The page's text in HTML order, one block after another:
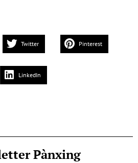
Twitter Pinterest
LinkedIn
Pànxing